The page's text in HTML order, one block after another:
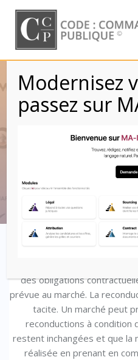
Code :
des obligations
prévue au marché. La
tacite. Un marché peut
reconductions à condition
restent inchangées et que la
réalisée en prenant en
Modernisez
passez sur